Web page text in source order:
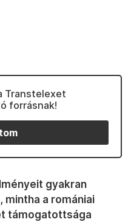
Transtelexet
forrásnak!
gyakran
a romániai
támogatottsága